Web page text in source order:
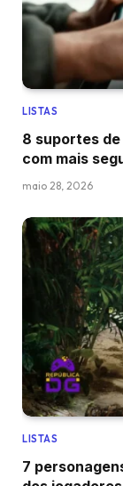
LISTAS
8 suportes
com mais
maio 28, 2026
LISTAS
7